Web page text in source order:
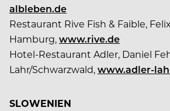
albleben.de
Restaurant Rive Fish & Faible,
Hamburg,www.rive.de
Hotel-Restaurant Adler, Daniel
Lahr/Schwarzwald,www.adler-
SLOWENIEN